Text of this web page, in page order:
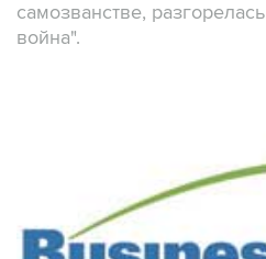
самозванстве,
война".